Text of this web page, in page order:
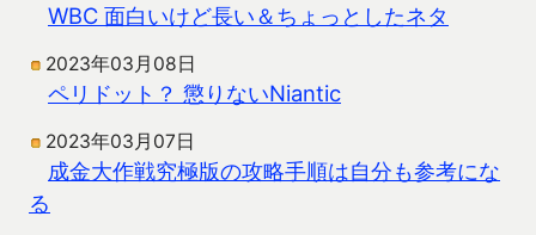
WBC 面白いけど長い＆ちょっとしたネタ
2023年03月08日
ペリドット？ 懲りないNiantic
2023年03月07日
成金大作戦究極版の攻略手順は自分も参考にな
る